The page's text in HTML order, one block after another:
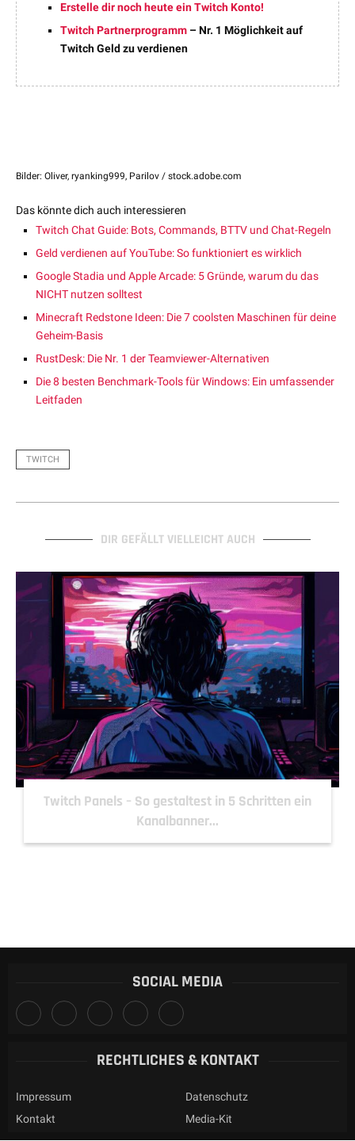
Erstelle dir noch heute ein Twitch Konto!
Twitch Partnerprogramm – Nr. 1 Möglichkeit auf
Twitch Geld zu verdienen
Bilder: Oliver, ryanking999, Parilov / stock.adobe.com
Das könnte dich auch interessieren
Twitch Chat Guide: Bots, Commands, BTTV und Chat-Regeln
Geld verdienen auf YouTube: So funktioniert es wirklich
Google Stadia und Apple Arcade: 5 Gründe, warum du das
NICHT nutzen solltest
Minecraft Redstone Ideen: Die 7 coolsten Maschinen für deine
Geheim-Basis
RustDesk: Die Nr. 1 der Teamviewer-Alternativen
Die 8 besten Benchmark-Tools für Windows: Ein umfassender
Leitfaden
TWITCH
DIR GEFÄLLT VIELLEICHT AUCH
Twitch Panels – So gestaltest in 5 Schritten ein
Kanalbanner...
SOCIAL MEDIA
RECHTLICHES & KONTAKT
Impressum
Datenschutz
Kontakt
Media-Kit